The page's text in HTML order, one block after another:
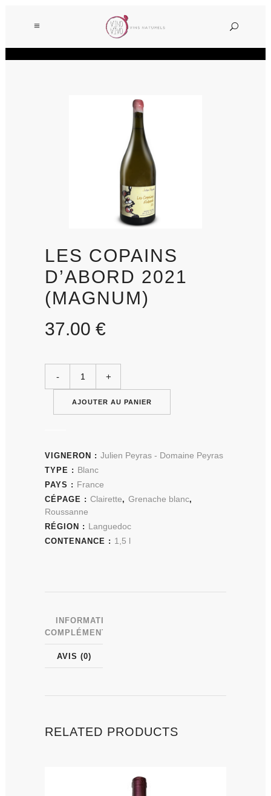
LES COPAINS
D’ABORD 2021
(MAGNUM)
37.00 €
AJOUTER AU PANIER
VIGNERON : Julien Peyras - Domaine Peyras
TYPE : Blanc
PAYS : France
CÉPAGE : Clairette, Grenache blanc,
Roussanne
RÉGION : Languedoc
CONTENANCE : 1,5 l
INFORMATIONS
COMPLÉMENTAIRES
AVIS (0)
RELATED PRODUCTS